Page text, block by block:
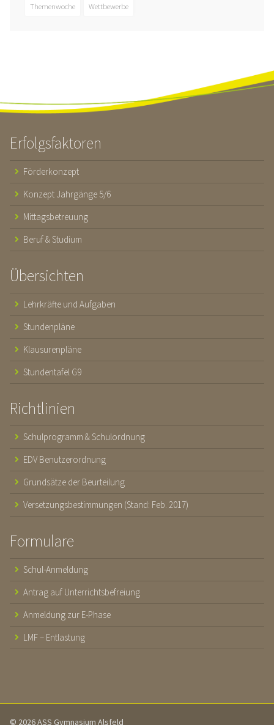
Themenwoche Wettbewerbe
Erfolgsfaktoren
Förderkonzept
Konzept Jahrgänge 5/6
Mittagsbetreuung
Beruf & Studium
Übersichten
Lehrkräfte und Aufgaben
Stundenpläne
Klausurenpläne
Stundentafel G9
Richtlinien
Schulprogramm & Schulordnung
EDV Benutzerordnung
Grundsätze der Beurteilung
Versetzungsbestimmungen (Stand: Feb. 2017)
Formulare
Schul-Anmeldung
Antrag auf Unterrichtsbefreiung
Anmeldung zur E-Phase
LMF – Entlastung
© 2026 ASS Gymnasium Alsfeld